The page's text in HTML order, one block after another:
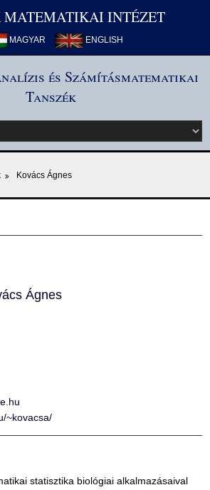
MATEMATIKAI INTÉZET
MAGYAR ENGLISH
és Számításmatematikai
Tanszék
Kovács Ágnes
Ágnes
~kovacsa/
statisztika biológiai alkalmazásaival